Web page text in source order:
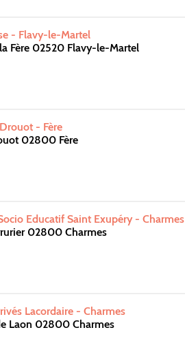
- Flavy-le-Martel
Fère 02520 Flavy-le-Martel
- Fère
02800 Fère
Educatif Saint Exupéry - Charmes
02800 Charmes
Lacordaire - Charmes
Laon 02800 Charmes